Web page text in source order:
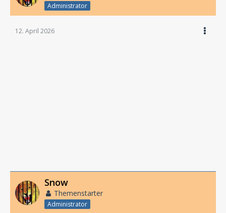
Administrator
12. April 2026
Snow
Themenstarter
Administrator